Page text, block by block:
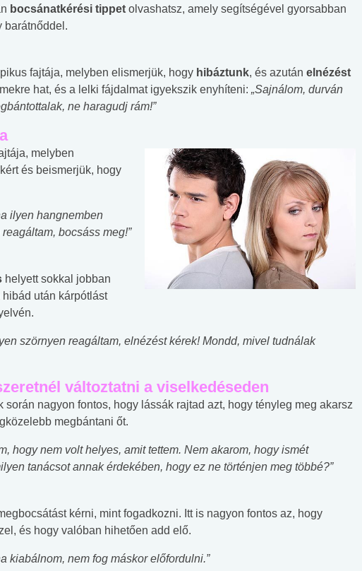
bocsánatkérési tippet olvashatsz, amely segítségével gyorsabban
barátnőddel.
fajtája, melyben elismerjük, hogy hibáztunk, és azután elnézést
hat, és a lelki fájdalmat igyekszik enyhíteni: „Sajnálom, durván
ne haragudj rám!”
melyben
és beismerjük, hogy
ilyen hangnemben
bocsáss meg!”
helyett sokkal jobban
után kárpótlást
szörnyen reagáltam, elnézést kérek! Mondd, mivel tudnálak
változtatni a viselkedéseden
nagyon fontos, hogy lássák rajtad azt, hogy tényleg meg akarsz
megbántani őt.
hogy nem volt helyes, amit tettem. Nem akarom, hogy ismét
tanácsot annak érdekében, hogy ez ne történjen meg többé?”
kérni, mint fogadkozni. Itt is nagyon fontos az, hogy
és hogy valóban hihetően add elő.
kiabálnom, nem fog máskor előfordulni.”